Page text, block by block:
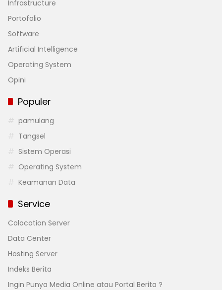
Infrastructure
Portofolio
Software
Artificial Intelligence
Operating System
Opini
Populer
pamulang
Tangsel
Sistem Operasi
Operating System
Keamanan Data
Service
Colocation Server
Data Center
Hosting Server
Indeks Berita
Ingin Punya Media Online atau Portal Berita ?